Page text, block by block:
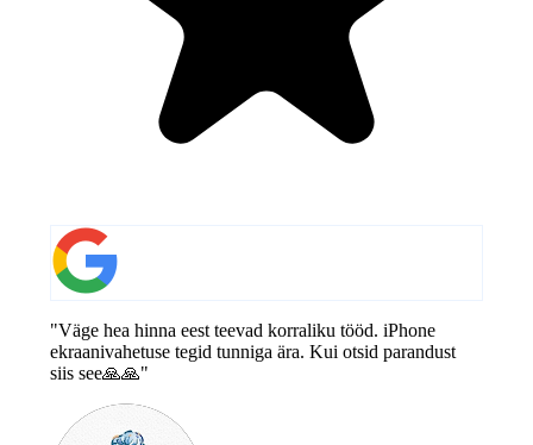
"Väge hea hinna eest teevad korraliku tööd. iPhone
ekraanivahetuse tegid tunniga ära. Kui otsid parandust
siis see🙏🙏"